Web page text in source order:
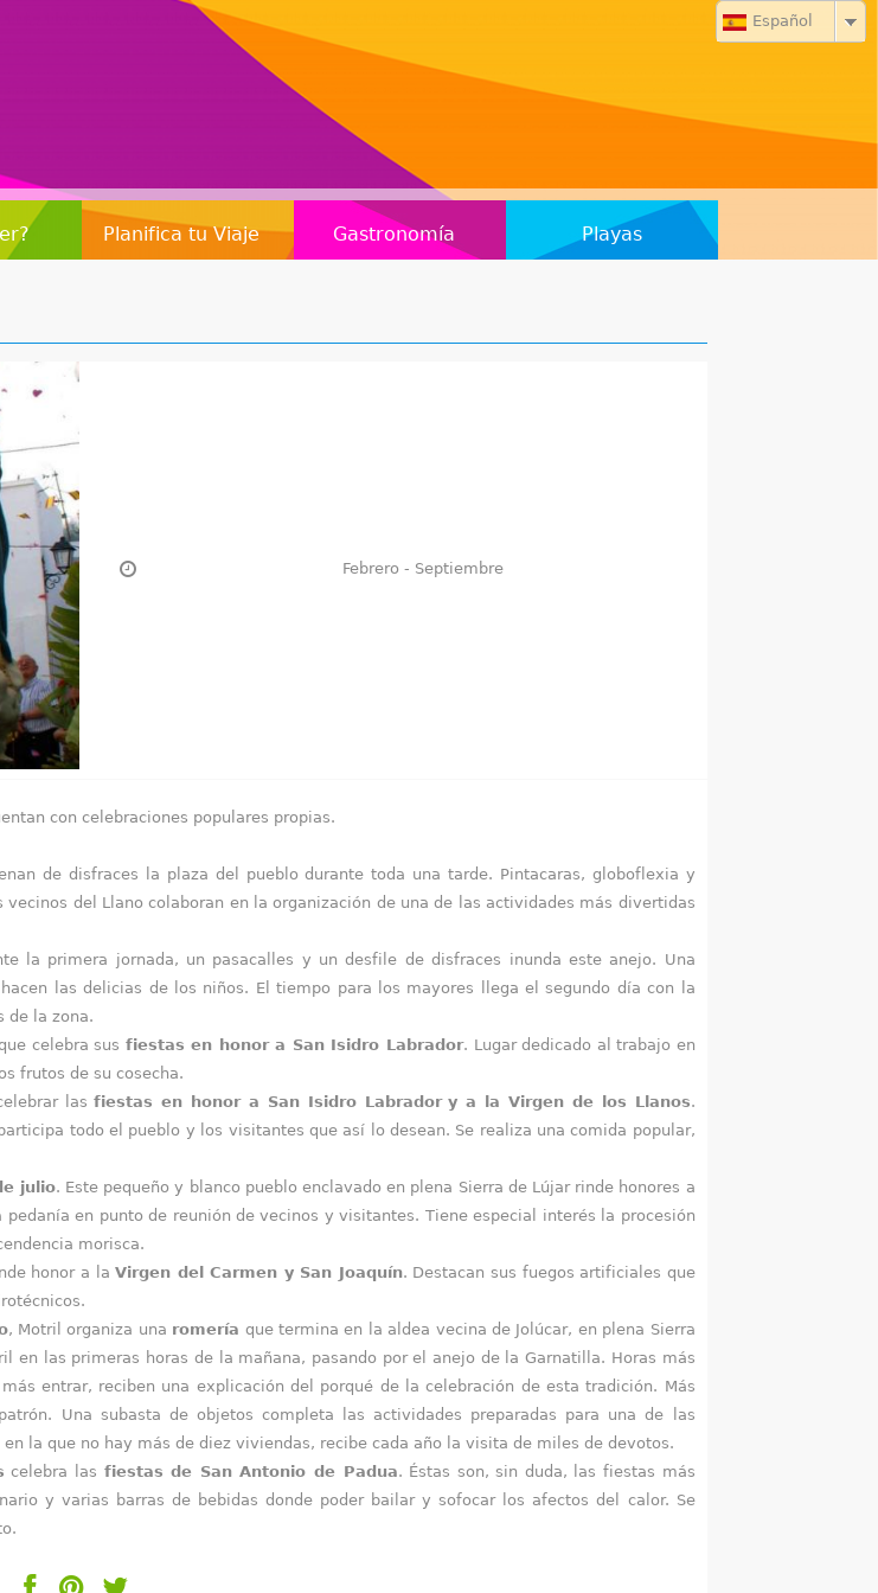
Español
Planifica tu Viaje Gastronomía Playas
Febrero - Septiembre
con celebraciones populares propias.
de disfraces la plaza del pueblo durante toda una tarde. Pintacaras, globoflexia y
del Llano colaboran en la organización de una de las actividades más divertidas
la primera jornada, un pasacalles y un desfile de disfraces inunda este anejo. Una
las delicias de los niños. El tiempo para los mayores llega el segundo día con la
de la zona.
celebra sus fiestas en honor a San Isidro Labrador. Lugar dedicado al trabajo en
frutos de su cosecha.
lasfiestas en honor a San Isidro Labrador y a la Virgen de los Llanos.
todo el pueblo y los visitantes que así lo desean. Se realiza una comida popular,
julio. Este pequeño y blanco pueblo enclavado en plena Sierra de Lújar rinde honores a
en punto de reunión de vecinos y visitantes. Tiene especial interés la procesión
morisca.
honor a laVirgen del Carmen y San Joaquín. Destacan sus fuegos artificiales que
, Motril organiza una romería que termina en la aldea vecina de Jolúcar, en plena Sierra
en las primeras horas de la mañana, pasando por el anejo de la Garnatilla. Horas más
entrar, reciben una explicación del porqué de la celebración de esta tradición. Más
Una subasta de objetos completa las actividades preparadas para una de las
la que no hay más de diez viviendas, recibe cada año la visita de miles de devotos.
celebra las fiestas de San Antonio de Padua. Éstas son, sin duda, las fiestas más
y varias barras de bebidas donde poder bailar y sofocar los afectos del calor. Se